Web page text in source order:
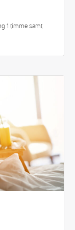
1 timme samt